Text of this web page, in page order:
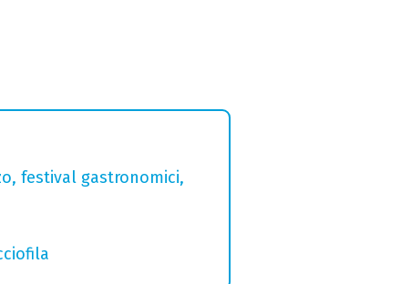
festival gastronomici,